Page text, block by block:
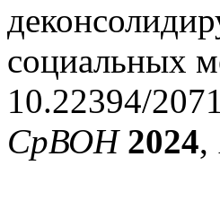
социальных
10.22394/
СрВОН 2024,